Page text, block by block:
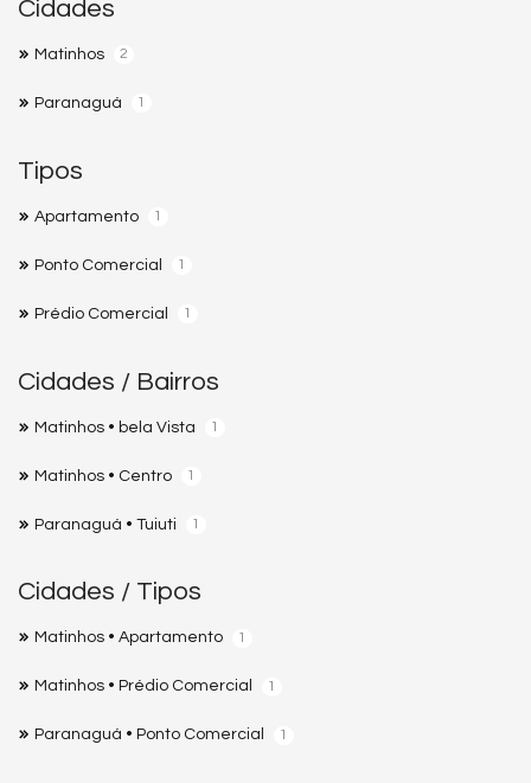
Cidades
Matinhos 2
Paranaguá 1
Tipos
Apartamento 1
Ponto Comercial 1
Prédio Comercial 1
Cidades / Bairros
Matinhos • bela Vista 1
Matinhos • Centro 1
Paranaguá • Tuiuti 1
Cidades / Tipos
Matinhos • Apartamento 1
Matinhos • Prédio Comercial 1
Paranaguá • Ponto Comercial 1